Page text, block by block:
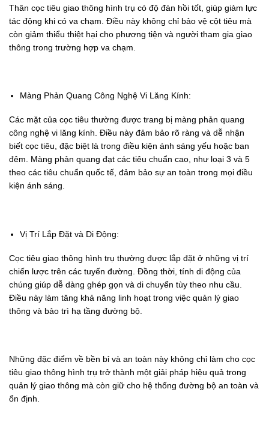
Thân cọc tiêu giao thông hình trụ có độ đàn hồi tốt, giúp giảm lực
tác động khi có va chạm. Điều này không chỉ bảo vệ cột tiêu mà
còn giảm thiểu thiệt hại cho phương tiện và người tham gia giao
thông trong trường hợp va chạm.
Màng Phản Quang Công Nghệ Vi Lăng Kính:
Các mặt của cọc tiêu thường được trang bị màng phản quang
công nghệ vi lăng kính. Điều này đảm bảo rõ ràng và dễ nhận
biết cọc tiêu, đặc biệt là trong điều kiện ánh sáng yếu hoặc ban
đêm. Màng phản quang đạt các tiêu chuẩn cao, như loại 3 và 5
theo các tiêu chuẩn quốc tế, đảm bảo sự an toàn trong mọi điều
kiện ánh sáng.
Vị Trí Lắp Đặt và Di Động:
Cọc tiêu giao thông hình trụ thường được lắp đặt ở những vị trí
chiến lược trên các tuyến đường. Đồng thời, tính di động của
chúng giúp dễ dàng ghép gọn và di chuyển tùy theo nhu cầu.
Điều này làm tăng khả năng linh hoạt trong việc quản lý giao
thông và bảo trì hạ tầng đường bộ.
Những đặc điểm về bền bỉ và an toàn này không chỉ làm cho cọc
tiêu giao thông hình trụ trở thành một giải pháp hiệu quả trong
quản lý giao thông mà còn giữ cho hệ thống đường bộ an toàn và
ổn định.